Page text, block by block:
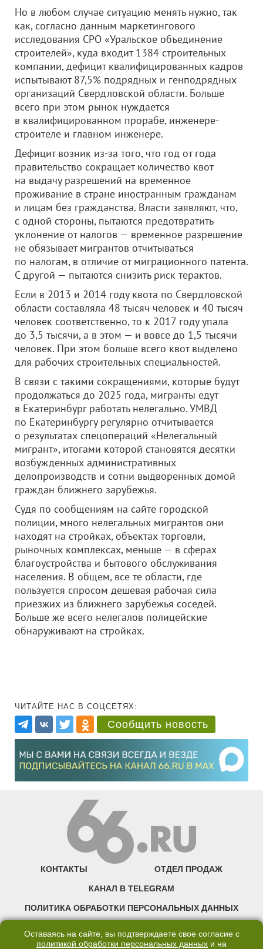
Но в любом случае ситуацию менять нужно, так
как, согласно данным маркетингового
исследования СРО «Уральское объединение
строителей», куда входит 1384 строительных
компании, дефицит квалифицированных кадров
испытывают 87,5% подрядных и генподрядных
организаций Свердловской области. Больше
всего при этом рынок нуждается
в квалифицированном прорабе, инженере-
строителе и главном инженере.
Дефицит возник из-за того, что год от года
правительство сокращает количество квот
на выдачу разрешений на временное
проживание в стране иностранным гражданам
и лицам без гражданства. Власти заявляют, что,
с одной стороны, пытаются предотвратить
уклонение от налогов — временное разрешение
не обязывает мигрантов отчитываться
по налогам, в отличие от миграционного патента.
С другой — пытаются снизить риск терактов.
Если в 2013 и 2014 году квота по Свердловской
области составляла 48 тысяч человек и 40 тысяч
человек соответственно, то к 2017 году упала
до 3,5 тысячи, а в этом — и вовсе до 1,5 тысячи
человек. При этом больше всего квот выделено
для рабочих строительных специальностей.
В связи с такими сокращениями, которые будут
продолжаться до 2025 года, мигранты едут
в Екатеринбург работать нелегально. УМВД
по Екатеринбургу регулярно отчитывается
о результатах спецопераций «Нелегальный
мигрант», итогами которой становятся десятки
возбужденных административных
делопроизводств и сотни выдворенных домой
граждан ближнего зарубежья.
Судя по сообщениям на сайте городской
полиции, много нелегальных мигрантов они
находят на стройках, объектах торговли,
рыночных комплексах, меньше — в сферах
благоустройства и бытового обслуживания
населения. В общем, все те области, где
пользуется спросом дешевая рабочая сила
приезжих из ближнего зарубежья соседей.
Больше же всего нелегалов полицейские
обнаруживают на стройках.
ЧИТАЙТЕ НАС В СОЦСЕТЯХ:
Сообщить новость
КОНТАКТЫ ОТДЕЛ ПРОДАЖ
КАНАЛ В TELEGRAM
ПОЛИТИКА ОБРАБОТКИ ПЕРСОНАЛЬНЫХ ДАННЫХ
Оставаясь на сайте, вы подтверждаете свое согласие с
политикой обработки персональных данных и на